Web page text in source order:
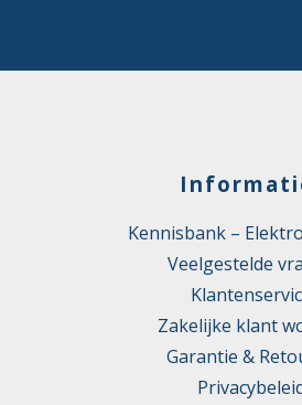
Kennisbank –
Veelgestelde
Zakelijke klant
Garantie &